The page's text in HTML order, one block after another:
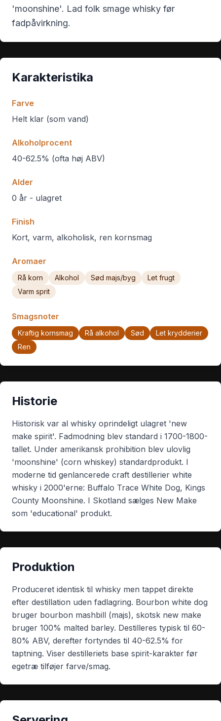
'moonshine'. Lad folk smage whisky før
fadpåvirkning.
Karakteristika
Farve
Helt klar (som vand)
Alkoholprocent
40-62.5% (ofta høj ABV)
Alder
0 år - ulagret
Finish
Kort, varm, alkoholisk, ren kornsmag
Aromaer
Rå korn Alkohol Sød majs/byg
Let frugt
Varm sprit
Smagsnoter
Kraftig kornsmag Rå alkohol Sød
Let krydderier
Ren
Historie
Historisk var al whisky oprindeligt ulagret 'new
make spirit'. Fadmodning blev standard i 1700-1800-
tallet. Under amerikansk prohibition blev ulovlig
'moonshine' (corn whiskey) standardprodukt. I
moderne tid genlancerede craft destillerier white
whisky i 2000'erne: Buffalo Trace White Dog, Kings
County Moonshine. I Skotland sælges New Make
som 'educational' produkt.
Produktion
Produceret identisk til whisky men tappet direkte
efter destillation uden fadlagring. Bourbon white dog
bruger bourbon mashbill (majs), skotsk new make
bruger 100% malted barley. Destilleres typisk til 60-
80% ABV, derefter fortyndes til 40-62.5% for
taptning. Viser destilleriets base spirit-karakter før
egetræ tilføjer farve/smag.